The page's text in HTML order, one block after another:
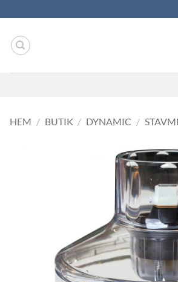
HEM / BUTIK / DYNAMIC /